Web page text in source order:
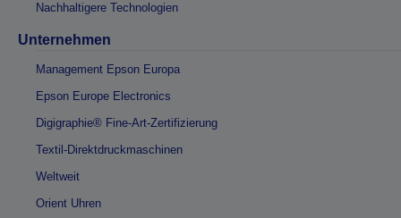
Nachhaltigere Technologien
Unternehmen
Management Epson Europa
Epson Europe Electronics
Digigraphie® Fine-Art-Zertifizierung
Textil-Direktdruckmaschinen
Weltweit
Orient Uhren